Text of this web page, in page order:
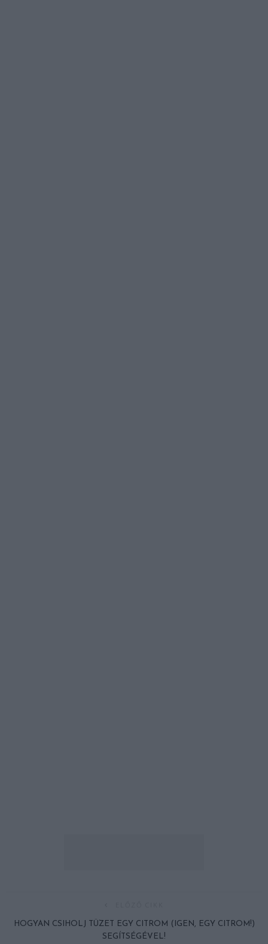
HOGYAN CSIHOLJ TÜZET EGY CITROM (IGEN, EGY CITROM!)
SEGÍTSÉGÉVEL!